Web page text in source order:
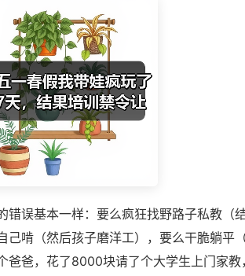
错误基本一样：要么疯狂找野路子私教（
己啃（然后孩子磨洋工），要么干脆躺平
爸爸，花了8000块请了个大学生上门家教